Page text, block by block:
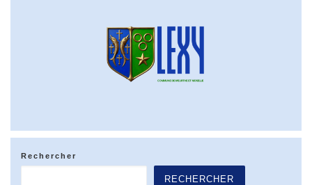
Rechercher
RECHERCHER